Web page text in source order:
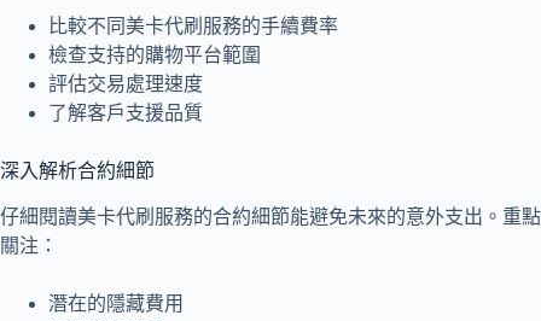
比較不同美卡代刷服務的手續費率
檢查支持的購物平台範圍
評估交易處理速度
了解客戶支援品質
深入解析合約細節
仔細閱讀美卡代刷服務的合約細節能避免未來的意外支出。重點
關注：
潛在的隱藏費用